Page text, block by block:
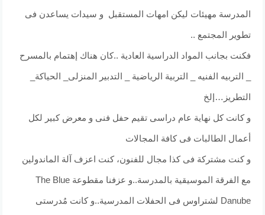
المدرسة مهيئات ليكن امهات المستقبل و سيدات يساعدن فى
تطوير المجتمع ..
فكنت بجانب المواد الدراسية العادية ..كان هناك إهتمام بالمسرح
_ التربيه الفنيه _ التربية الرياضية _ التدبير المنزلى_ الحياكة_
التطريز…إلخ
و كانت كل نهاية عام دراسى تقيم حفل فنى و معرض كبير لكل
أعمال الطالبات فى كافة المجالات
و كنت مشتركة فى كذا مجال للفنون، كنت اعزف آلة الماندولين
مع الفرقة الموسيقية بالمدرسة..و عزفنا مقطوعة The Blue
Danube لشتراوس فى الحفلات المدرسية..و كانت مُدرستى